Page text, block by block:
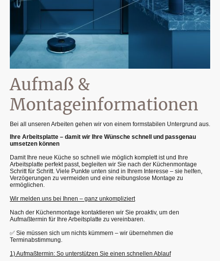
Aufmaß &
Montageinformationen
Bei all unseren Arbeiten gehen wir von einem formstabilen Untergrund aus.
Ihre Arbeitsplatte – damit wir Ihre Wünsche schnell und passgenau
umsetzen können
Damit Ihre neue Küche so schnell wie möglich komplett ist und Ihre
Arbeitsplatte perfekt passt, begleiten wir Sie nach der Küchenmontage
Schritt für Schritt. Viele Punkte unten sind in Ihrem Interesse – sie helfen,
Verzögerungen zu vermeiden und eine reibungslose Montage zu
ermöglichen.
Wir melden uns bei Ihnen – ganz unkompliziert
Nach der Küchenmontage kontaktieren wir Sie proaktiv, um den
Aufmaßtermin für Ihre Arbeitsplatte zu vereinbaren.
✅ Sie müssen sich um nichts kümmern – wir übernehmen die
Terminabstimmung.
1) Aufmaßtermin: So unterstützen Sie einen schnellen Ablauf